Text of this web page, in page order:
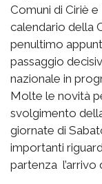
Comuni di Ciriè
calendario della
penultimo
passaggio
nazionale in
Molte le novità
svolgimento
giornate di
importanti
partenza l’arrivo